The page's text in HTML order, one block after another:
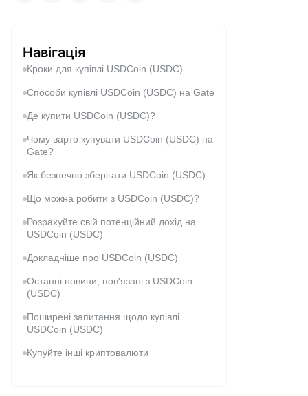
Навігація
Кроки для купівлі USDCoin (USDC)
Способи купівлі USDCoin (USDC) на Gate
Де купити USDCoin (USDC)?
Чому варто купувати USDCoin (USDC) на
Gate?
Як безпечно зберігати USDCoin (USDC)
Що можна робити з USDCoin (USDC)?
Розрахуйте свій потенційний дохід на
USDCoin (USDC)
Докладніше про USDCoin (USDC)
Останні новини, пов'язані з USDCoin
(USDC)
Поширені запитання щодо купівлі
USDCoin (USDC)
Купуйте інші криптовалюти